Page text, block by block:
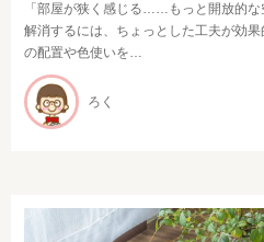
「部屋が狭く感じる……もっと開放的
解消するには、ちょっとした工夫が効
の配置や色使いを…
ろく